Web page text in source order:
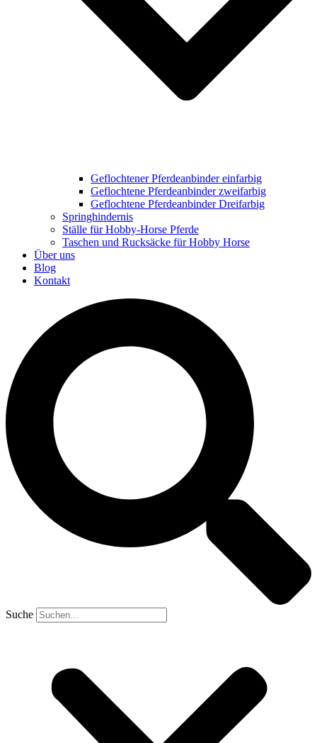
Geflochtener Pferdeanbinder einfarbig
Geflochtene Pferdeanbinder zweifarbig
Geflochtene Pferdeanbinder Dreifarbig
Springhindernis
Ställe für Hobby-Horse Pferde
Taschen und Rucksäcke für Hobby Horse
Über uns
Blog
Kontakt
Suche